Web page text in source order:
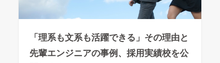
「理系も文系も活躍できる」その理由と
先輩エンジニアの事例、採用実績校を公